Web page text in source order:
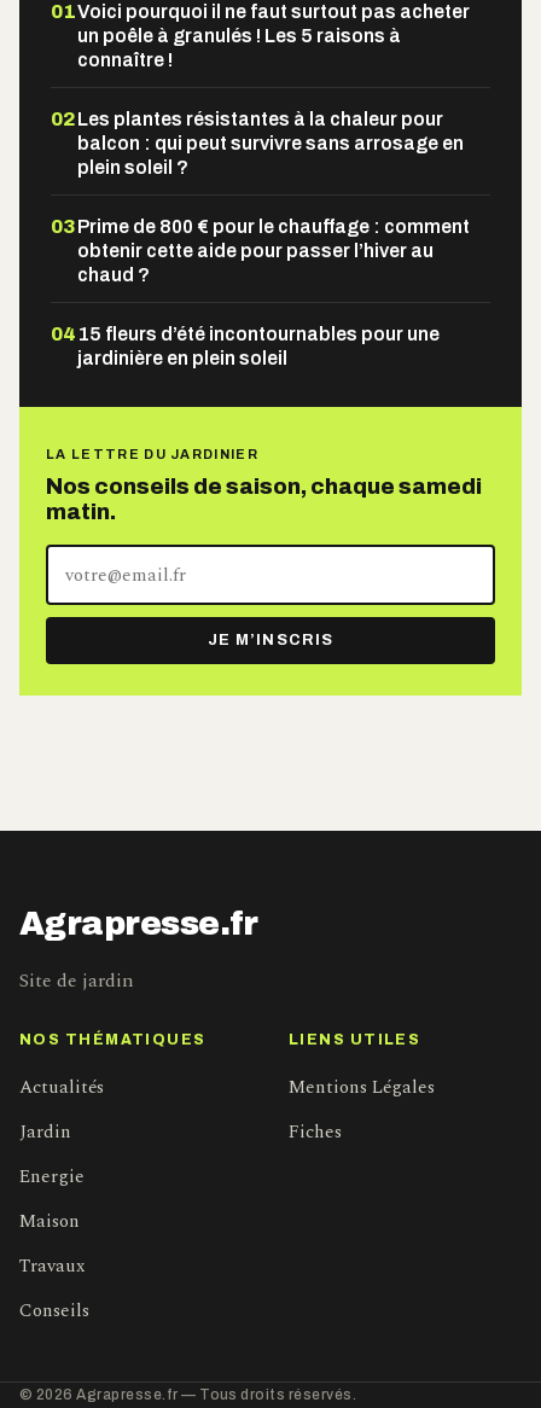
01Voici pourquoi il ne faut surtout pas acheter
un poêle à granulés ! Les 5 raisons à
connaître !
02Les plantes résistantes à la chaleur pour
balcon : qui peut survivre sans arrosage en
plein soleil ?
03Prime de 800 € pour le chauffage : comment
obtenir cette aide pour passer l’hiver au
chaud ?
04 15 fleurs d’été incontournables pour une
jardinière en plein soleil
LA LETTRE DU JARDINIER
Nos conseils de saison, chaque samedi
matin.
adresse
e-
mail
JE M’INSCRIS
Agrapresse.fr
Site de jardin
NOS THÉMATIQUES
Actualités
Jardin
Energie
Maison
Travaux
Conseils
LIENS UTILES
Mentions Légales
Fiches
© 2026 Agrapresse.fr — Tous droits réservés.